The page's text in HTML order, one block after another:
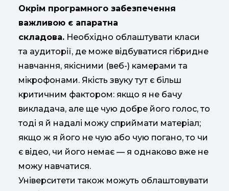
Окрім програмного забезпечення
важливою є апаратна
складова. Необхідно облаштувати класи
та аудиторії, де може відбуватися гібридне
навчання, якісними (веб-) камерами та
мікрофонами. Якість звуку тут є більш
критичним фактором: якщо я не бачу
викладача, але ще чую добре його голос, то
тоді я й надалі можу сприймати матеріал;
якщо ж я його не чую або чую погано, то чи
є відео, чи його немає — я однаково вже не
можу навчатися.
Університети також можуть облаштовувати